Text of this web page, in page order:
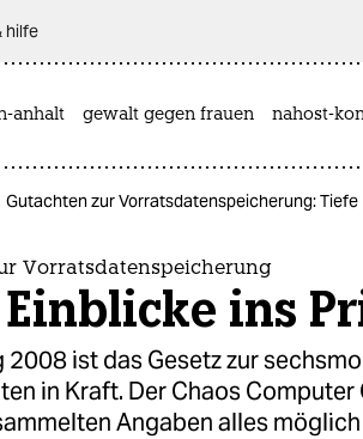
hilfe
anhalt gewalt gegen frauen nahost-
Gutachten zur Vorratsdatenspeicherung: Tiefe
Vorratsdatenspeicherung
ins
2008 ist das Gesetz zur
in Kraft. Der Chaos
Angaben alles